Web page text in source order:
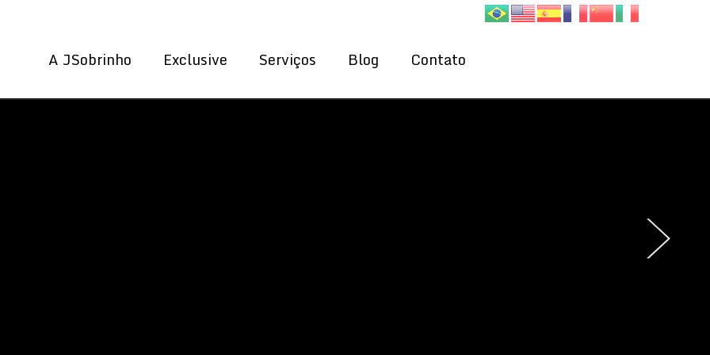
Contato
Blog
Serviços
Exclusive
A JSobrinho
›